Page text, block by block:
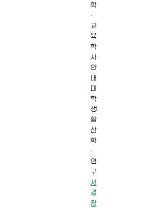
학
·
교
육
학
사
안
내
대
학
생
활
산
학
·
연
구
서
경
광